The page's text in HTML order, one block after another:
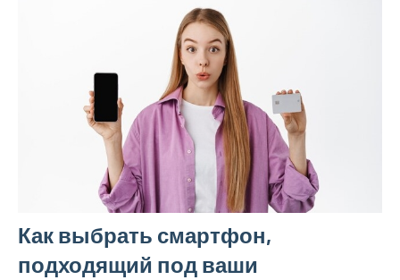
Как выбрать смартфон,
подходящий под ваши